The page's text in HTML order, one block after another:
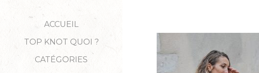
ACCUEIL
TOP KNOT QUOI ?
CATÉGORIES